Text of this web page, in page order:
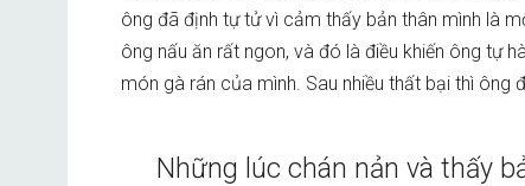
ông đã định tự tử vì cảm thấy bản thân mình là
ông nấu ăn rất ngon, và đó là điều khiến ông tự
món gà rán của mình. Sau nhiều thất bại thì ông
Những lúc chán nản và thấy